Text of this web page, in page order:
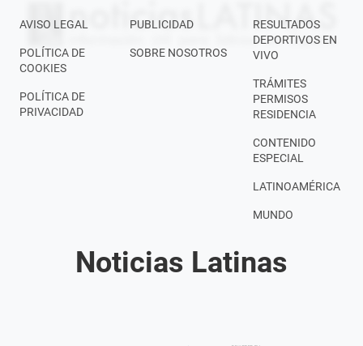
AVISO LEGAL
POLÍTICA DE
COOKIES
POLÍTICA DE
PRIVACIDAD
PUBLICIDAD
SOBRE NOSOTROS
RESULTADOS
DEPORTIVOS EN
VIVO
TRÁMITES
PERMISOS
RESIDENCIA
CONTENIDO
ESPECIAL
LATINOAMÉRICA
MUNDO
Noticias Latinas